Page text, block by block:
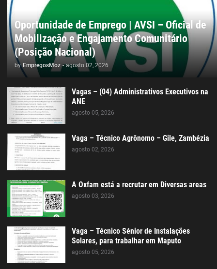
Oportunidade de Emprego | AVSI – Oficial de
Mobilização e Engajamento Comunitário
(Posição Nacional)
by EmpregosMoz - agosto 02, 2026
Vagas – (04) Administrativos Executivos na
ANE
agosto 05, 2026
Vaga – Técnico Agrônomo – Gile, Zambézia
agosto 02, 2026
A Oxfam está a recrutar em Diversas areas
agosto 03, 2026
Vaga – Técnico Sénior de Instalações
Solares, para trabalhar em Maputo
agosto 05, 2026